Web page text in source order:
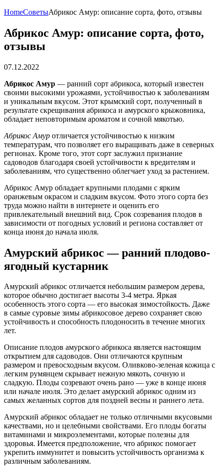
HomeСоветыАбрикос Амур: описание сорта, фото, отзывы
Абрикос Амур: описание сорта, фото,
отзывы
07.12.2022
Абрикос Амур — ранний сорт абрикоса, который известен
своими высокими урожаями, устойчивостью к заболеваниям
и уникальным вкусом. Этот крымский сорт, полученный в
результате скрещивания абрикоса и амурского крыжовника,
обладает неповторимым ароматом и сочной мякотью.
Абрикос Амур отличается устойчивостью к низким
температурам, что позволяет его выращивать даже в северных
регионах. Кроме того, этот сорт заслужил признание
садоводов благодаря своей устойчивости к вредителям и
заболеваниям, что существенно облегчает уход за растением.
Абрикос Амур обладает крупными плодами с ярким
оранжевым окрасом и сладким вкусом. Фото этого сорта без
труда можно найти в интернете и оценить его
привлекательный внешний вид. Срок созревания плодов в
зависимости от погодных условий и региона составляет от
конца июня до начала июля.
Амурский абрикос — ранний плодово-
ягодный кустарник
Амурский абрикос отличается небольшим размером дерева,
которое обычно достигает высоты 3-4 метра. Яркая
особенность этого сорта — его высокая зимостойкость. Даже
в самые суровые зимы абрикосовое дерево сохраняет свою
устойчивость и способность плодоносить в течение многих
лет.
Описание плодов амурского абрикоса является настоящим
открытием для садоводов. Они отличаются крупным
размером и превосходным вкусом. Оливково-зеленая кожица с
легким румянцем скрывает нежную мякоть, сочную и
сладкую. Плоды созревают очень рано — уже в конце июня
или начале июля. Это делает амурский абрикос одним из
самых желанных сортов для поздней весны и раннего лета.
Амурский абрикос обладает не только отличными вкусовыми
качествами, но и целебными свойствами. Его плоды богаты
витаминами и микроэлементами, которые полезны для
здоровья. Имеется предположение, что абрикос помогает
укрепить иммунитет и повысить устойчивость организма к
различным заболеваниям.